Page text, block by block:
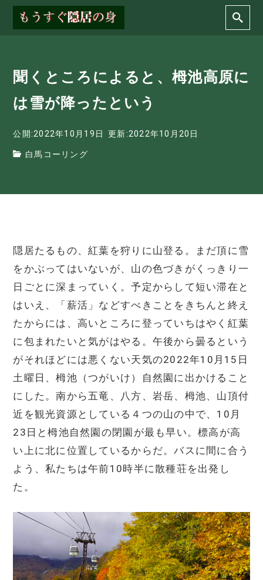
聞くところによると、栂池高原に
は雪が降ったという
公開:2022年10月19日 更新:2022年10月20日
白馬コーリング
隠居たるもの、紅葉を狩りに山登る。まだ頂に雪
をかぶってはいないが、山の色づきがくっきり一
日ごとに深まっていく。予定からして短い滞在と
はいえ、「薪活」などすべきことをきちんと終え
たからには、高いところに登っていちはやく紅葉
に包まれたいと気がはやる。午後から曇るという
がそれほどには悪くない天気の2022年10月15日
土曜日、栂池（つがいけ）自然園に出かけること
にした。南から五竜、八方、岩岳、栂池、山頂付
近を観光資源としている４つの山の中で、10月
23日と栂池自然園の閉園が最も早い。標高が高
い上に北に位置しているからだ。バスに間に合う
よう、私たちは午前10時半に散種荘を出発し
た。